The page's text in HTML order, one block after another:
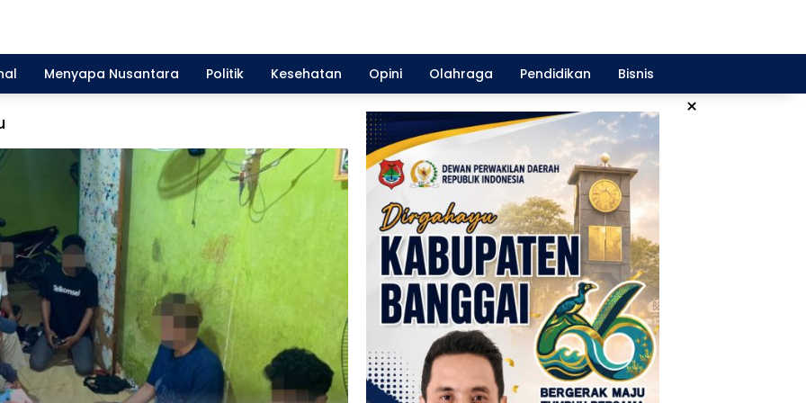
Menyapa Nusantara Politik Kesehatan Opini Olahraga Pendidikan Bisnis
×